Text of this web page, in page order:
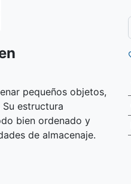
pequeños objetos,
estructura
bien ordenado y
de almacenaje.